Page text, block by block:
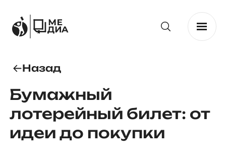
Назад
Бумажный
лотерейный билет: от
идеи до покупки